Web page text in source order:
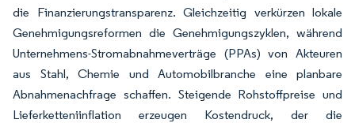
die Finanzierungstransparenz. Gleichzeitig verkürzen lokale
Genehmigungsreformen die Genehmigungszyklen, während
Unternehmens-Stromabnahmeverträge (PPAs) von Akteuren
aus Stahl, Chemie und Automobilbranche eine planbare
Abnahmenachfrage schaffen. Steigende Rohstoffpreise und
Lieferketteniinflation erzeugen Kostendruck, der die